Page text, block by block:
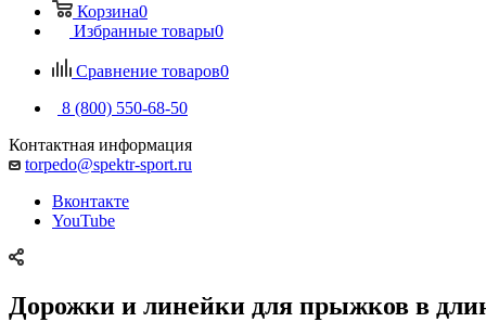
Корзина0
Избранные товары0
Сравнение товаров0
8 (800) 550-68-50
Контактная информация
torpedo@spektr-sport.ru
Вконтакте
YouTube
Дорожки и линейки для прыжков в